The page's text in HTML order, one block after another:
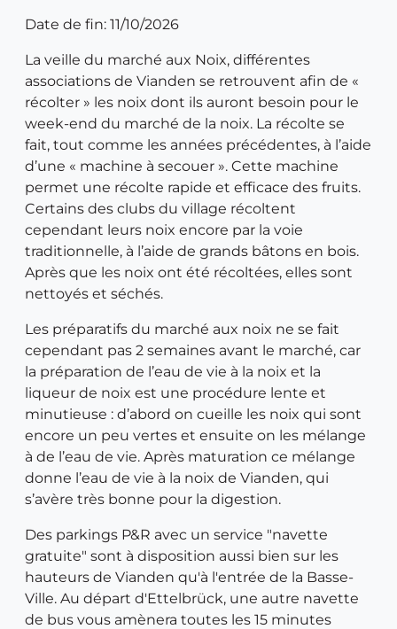
Date de fin: 11/10/2026
La veille du marché aux Noix, différentes
associations de Vianden se retrouvent afin de «
récolter » les noix dont ils auront besoin pour le
week-end du marché de la noix. La récolte se
fait, tout comme les années précédentes, à l’aide
d’une « machine à secouer ». Cette machine
permet une récolte rapide et efficace des fruits.
Certains des clubs du village récoltent
cependant leurs noix encore par la voie
traditionnelle, à l’aide de grands bâtons en bois.
Après que les noix ont été récoltées, elles sont
nettoyés et séchés.
Les préparatifs du marché aux noix ne se fait
cependant pas 2 semaines avant le marché, car
la préparation de l’eau de vie à la noix et la
liqueur de noix est une procédure lente et
minutieuse : d’abord on cueille les noix qui sont
encore un peu vertes et ensuite on les mélange
à de l’eau de vie. Après maturation ce mélange
donne l’eau de vie à la noix de Vianden, qui
s’avère très bonne pour la digestion.
Des parkings P&R avec un service "navette
gratuite" sont à disposition aussi bien sur les
hauteurs de Vianden qu'à l'entrée de la Basse-
Ville. Au départ d'Ettelbrück, une autre navette
de bus vous amènera toutes les 15 minutes